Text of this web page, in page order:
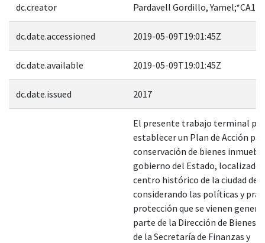
dc.creator Pardavell Gordillo,
dc.date.accessioned 2019-05-09T19:01:45Z
dc.date.available 2019-05-09T19:01:45Z
dc.date.issued 2017
El presente trabajo terminal
establecer un Plan de Acción
conservación de bienes
gobierno del Estado,
centro histórico de la ciudad de
considerando las políticas y
protección que se vienen
parte de la Dirección de Bienes
de la Secretaría de Finanzas y